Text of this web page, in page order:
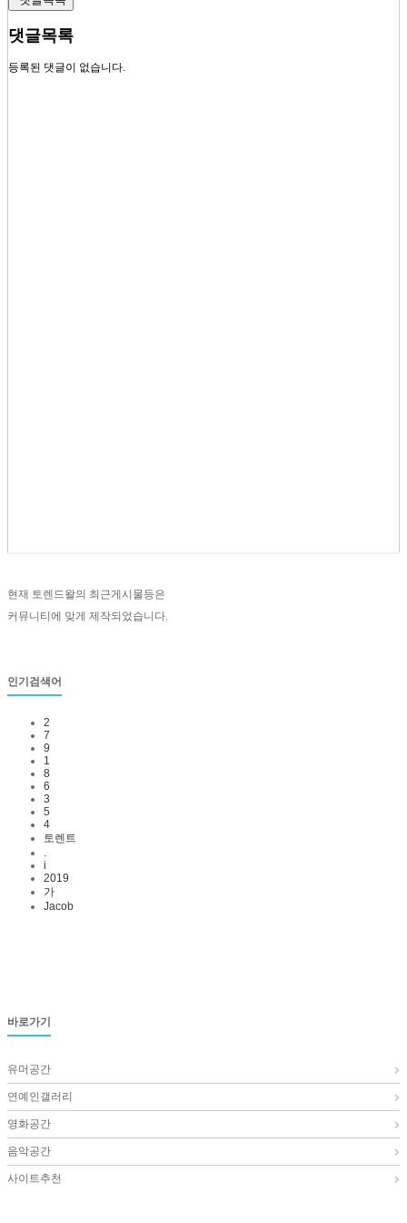
댓글목록
등록된 댓글이 없습니다.
현재 토렌드왈의 최근게시물등은
커뮤니티에 맞게 제작되었습니다.
인기검색어
2
7
9
1
8
6
3
5
4
토렌트
i
2019
가
Jacob
바로가기
유머공간
연예인갤러리
영화공간
음악공간
사이트추천